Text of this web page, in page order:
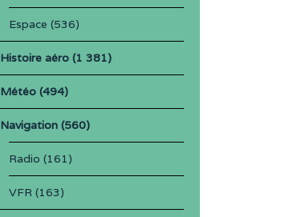
Espace (536)
Histoire aéro(1 381)
Météo(494)
Navigation(560)
Radio (161)
VFR (163)